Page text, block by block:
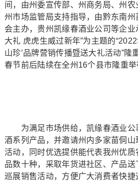
间，由州委宣传部、州商务局、州农
州市场监管局支持指导，由黔东南
会主办，贵州凯缘春酒业公司等企业
大礼 虎虎生威过新年”为主题的
山珍’品牌营销传播暨送大礼活动”隆
春节前后陆续在全州16个县市隆重举
为满足市场供给，凯缘春酒业公
酒系列产品，并邀请州内多家苗侗
活动，同时优选提供能代表我州优
品数十种，采取年货进社区、产品送
巡展销售活动，方便广大消费者快捷